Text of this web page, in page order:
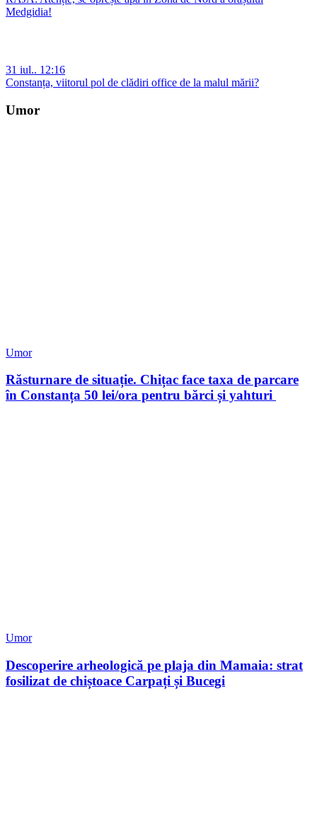
Medgidia!
31 iul.. 12:16
Constanța, viitorul pol de clădiri office de la malul mării?
Umor
Umor
Răsturnare de situație. Chițac face taxa de parcare
în Constanța 50 lei/ora pentru bărci și yahturi
Umor
Descoperire arheologică pe plaja din Mamaia: strat
fosilizat de chiștoace Carpați și Bucegi